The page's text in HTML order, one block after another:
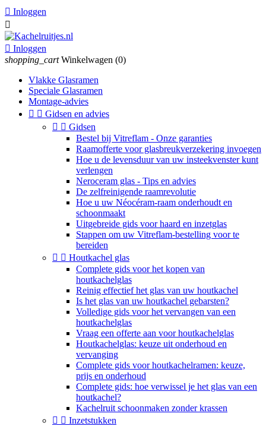
 Inloggen

 Inloggen
shopping_cart Winkelwagen (0)
Vlakke Glasramen
Speciale Glasramen
Montage-advies
  Gidsen en advies
  Gidsen
Bestel bij Vitreflam - Onze garanties
Raamofferte voor glasbreukverzekering invoegen
Hoe u de levensduur van uw insteekvenster kunt
verlengen
Neroceram glas - Tips en advies
De zelfreinigende raamrevolutie
Hoe u uw Néocéram-raam onderhoudt en
schoonmaakt
Uitgebreide gids voor haard en inzetglas
Stappen om uw Vitreflam-bestelling voor te
bereiden
  Houtkachel glas
Complete gids voor het kopen van
houtkachelglas
Reinig effectief het glas van uw houtkachel
Is het glas van uw houtkachel gebarsten?
Volledige gids voor het vervangen van een
houtkachelglas
Vraag een offerte aan voor houtkachelglas
Houtkachelglas: keuze uit onderhoud en
vervanging
Complete gids voor houtkachelramen: keuze,
prijs en onderhoud
Complete gids: hoe verwissel je het glas van een
houtkachel?
Kachelruit schoonmaken zonder krassen
  Inzetstukken